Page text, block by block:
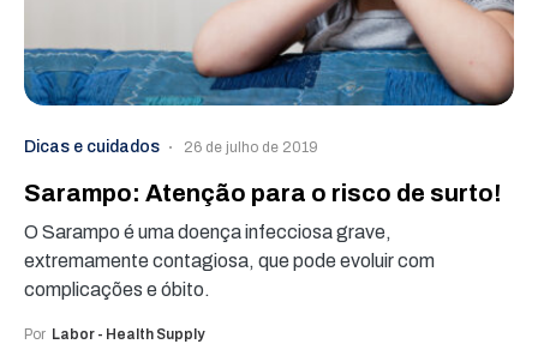
Dicas e cuidados 26 de julho de 2019
Sarampo: Atenção para o risco de surto!
O Sarampo é uma doença infecciosa grave,
extremamente contagiosa, que pode evoluir com
complicações e óbito.
Por Labor - Health Supply